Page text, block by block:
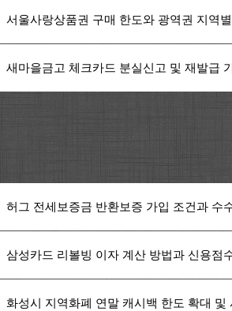
서울사랑상품권 구매 한도와 광역권 지역별
새마을금고 체크카드 분실신고 및 재발급
허그 전세보증금 반환보증 가입 조건과 수
삼성카드 리볼빙 이자 계산 방법과 신용점
화성시 지역화폐 연말 캐시백 한도 확대 및